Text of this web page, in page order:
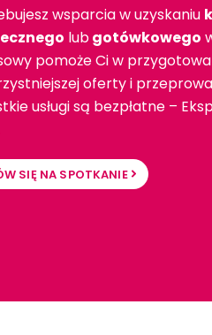
wsparcia w uzyskaniu
lubgotówkowego
pomoże Ci w
oferty i
usługi są bezpłatne –
SIĘ NA SPOTKANIE